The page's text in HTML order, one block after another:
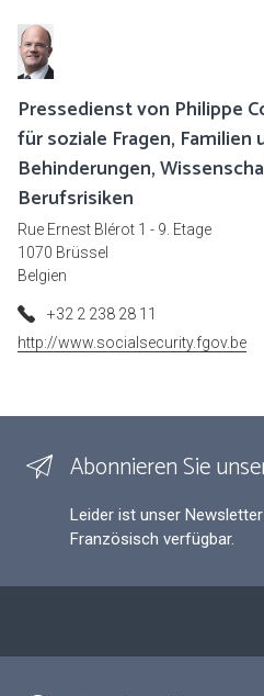
Pressedienst von Philippe
für soziale Fragen,
Behinderungen,
Berufsrisiken
Rue Ernest Blérot 1 - 9. Etage
1070 Brüssel
Belgien
+32 2 238 28 11
http://www.socialsecurity.fgov.be
Abonnieren Sie
Leider ist unser
Französisch verfügbar.